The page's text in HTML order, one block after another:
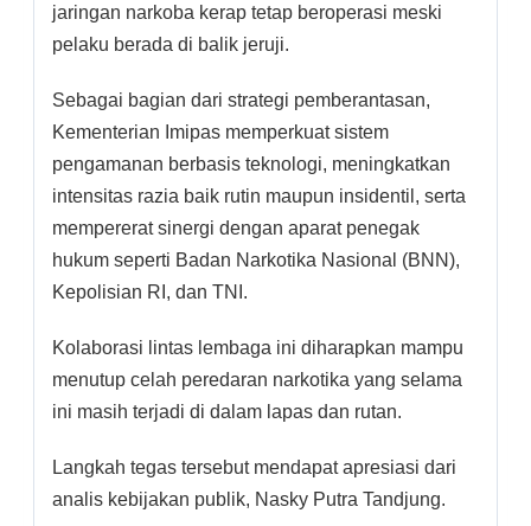
jaringan narkoba kerap tetap beroperasi meski
pelaku berada di balik jeruji.
Sebagai bagian dari strategi pemberantasan,
Kementerian Imipas memperkuat sistem
pengamanan berbasis teknologi, meningkatkan
intensitas razia baik rutin maupun insidentil, serta
mempererat sinergi dengan aparat penegak
hukum seperti Badan Narkotika Nasional (BNN),
Kepolisian RI, dan TNI.
Kolaborasi lintas lembaga ini diharapkan mampu
menutup celah peredaran narkotika yang selama
ini masih terjadi di dalam lapas dan rutan.
Langkah tegas tersebut mendapat apresiasi dari
analis kebijakan publik, Nasky Putra Tandjung.